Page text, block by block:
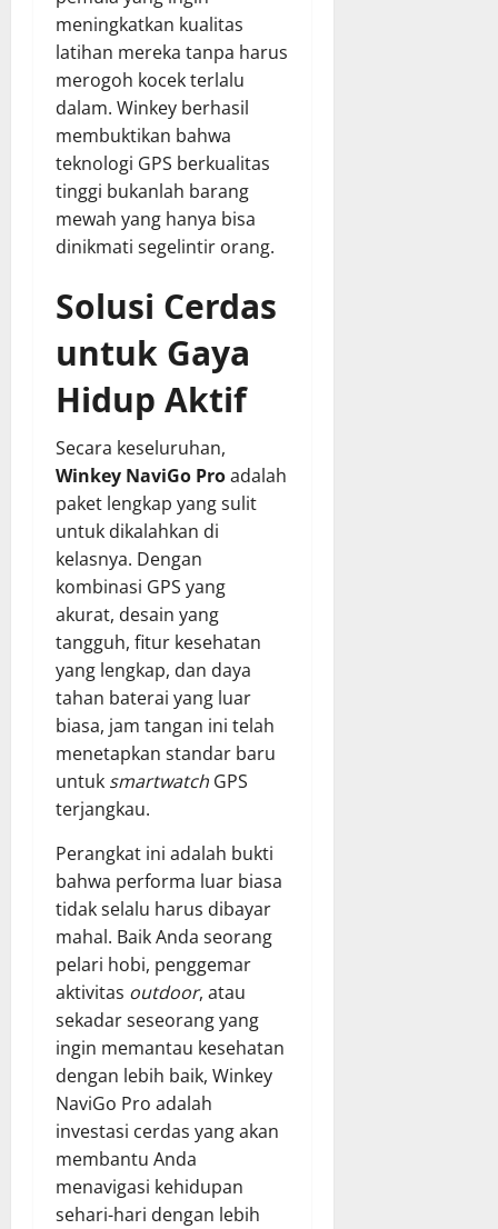
meningkatkan kualitas
latihan mereka tanpa harus
merogoh kocek terlalu
dalam. Winkey berhasil
membuktikan bahwa
teknologi GPS berkualitas
tinggi bukanlah barang
mewah yang hanya bisa
dinikmati segelintir orang.
Solusi Cerdas
untuk Gaya
Hidup Aktif
Secara keseluruhan,
Winkey NaviGo Proadalah
paket lengkap yang sulit
untuk dikalahkan di
kelasnya. Dengan
kombinasi GPS yang
akurat, desain yang
tangguh, fitur kesehatan
yang lengkap, dan daya
tahan baterai yang luar
biasa, jam tangan ini telah
menetapkan standar baru
untuk smartwatch GPS
terjangkau.
Perangkat ini adalah bukti
bahwa performa luar biasa
tidak selalu harus dibayar
mahal. Baik Anda seorang
pelari hobi, penggemar
aktivitas outdoor, atau
sekadar seseorang yang
ingin memantau kesehatan
dengan lebih baik, Winkey
NaviGo Pro adalah
investasi cerdas yang akan
membantu Anda
menavigasi kehidupan
sehari-hari dengan lebih